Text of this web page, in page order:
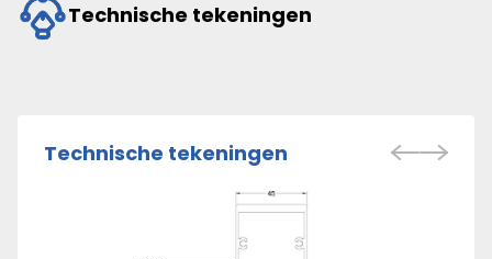
Technische tekeningen
Technische tekeningen